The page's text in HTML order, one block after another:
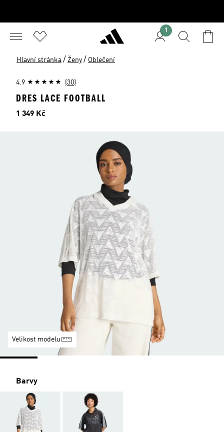
1
Hlavní stránka / Ženy / Oblečení
4.9 (30)
DRES LACE FOOTBALL
Cena
1 349 Kč
Velikost modelu
Barvy